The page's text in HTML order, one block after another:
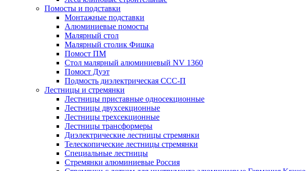
Помосты и подставки
Монтажные подставки
Алюминиевые помосты
Малярный стол
Малярный столик Фишка
Помост ПМ
Стол малярный алюминиевый NV 1360
Помост Дуэт
Подмость диэлектрическая ССС-П
Лестницы и стремянки
Лестницы приставные односекционные
Лестницы двухсекционные
Лестницы трехсекционные
Лестницы трансформеры
Диэлектрические лестницы стремянки
Телескопические лестницы стремянки
Специальные лестницы
Стремянки алюминиевые Россия